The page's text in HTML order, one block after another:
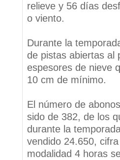
relieve y 56 días
o viento.
Durante la
de pistas abiertas al
espesores de nieve
10 cm de mínimo.
El número de
sido de 382, de los
durante la
vendido 24.650,
modalidad 4 horas